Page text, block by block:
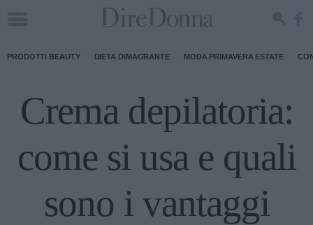
PRODOTTI BEAUTY DIETA DIMAGRANTE MODA PRIMAVERA ESTATE
Crema depilatoria:
come si usa e quali
sono i vantaggi